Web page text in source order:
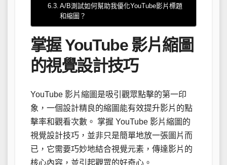
A/B測試如何幫助我優化YouTube影片標題
和縮圖？
掌握 YouTube 影片縮圖
的視覺設計技巧
YouTube 影片縮圖是吸引觀眾點擊的第一印
象，一個設計精良的縮圖能有效提升影片的點
擊率和觀看次數。 掌握 YouTube 影片縮圖的
視覺設計技巧，並非只是簡單地放一張圖片而
已，它需要巧妙地結合視覺元素，傳達影片的
核心內容，並引起觀眾的好奇心。